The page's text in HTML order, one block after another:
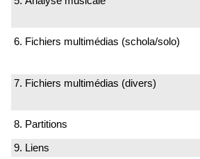
6. Fichiers multimédias (schola/solo)
7. Fichiers multimédias (divers)
8. Partitions
9. Liens